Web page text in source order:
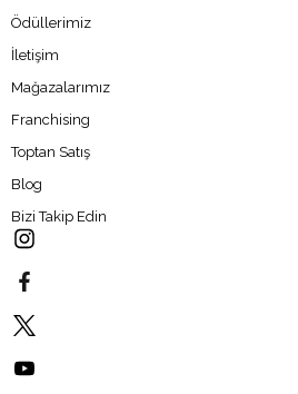
Ödüllerimiz
İletişim
Mağazalarımız
Franchising
Toptan Satış
Blog
Bizi Takip Edin